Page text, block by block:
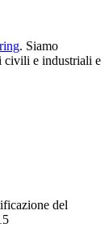
. Siamo
civili e industriali e
del